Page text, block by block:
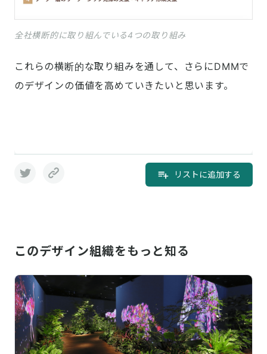
全社横断的に取り組んでいる4つの取り組み
これらの横断的な取り組みを通して、さらにDMMで
のデザインの価値を高めていきたいと思います。
リストに追加する
このデザイン組織をもっと知る